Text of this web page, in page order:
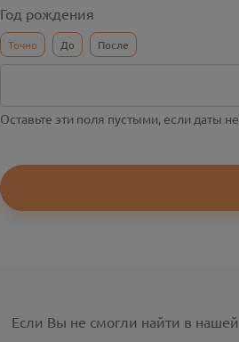
Год рождения
Точно До После
Оставьте эти поля пустыми, если даты
Если Вы не смогли найти в